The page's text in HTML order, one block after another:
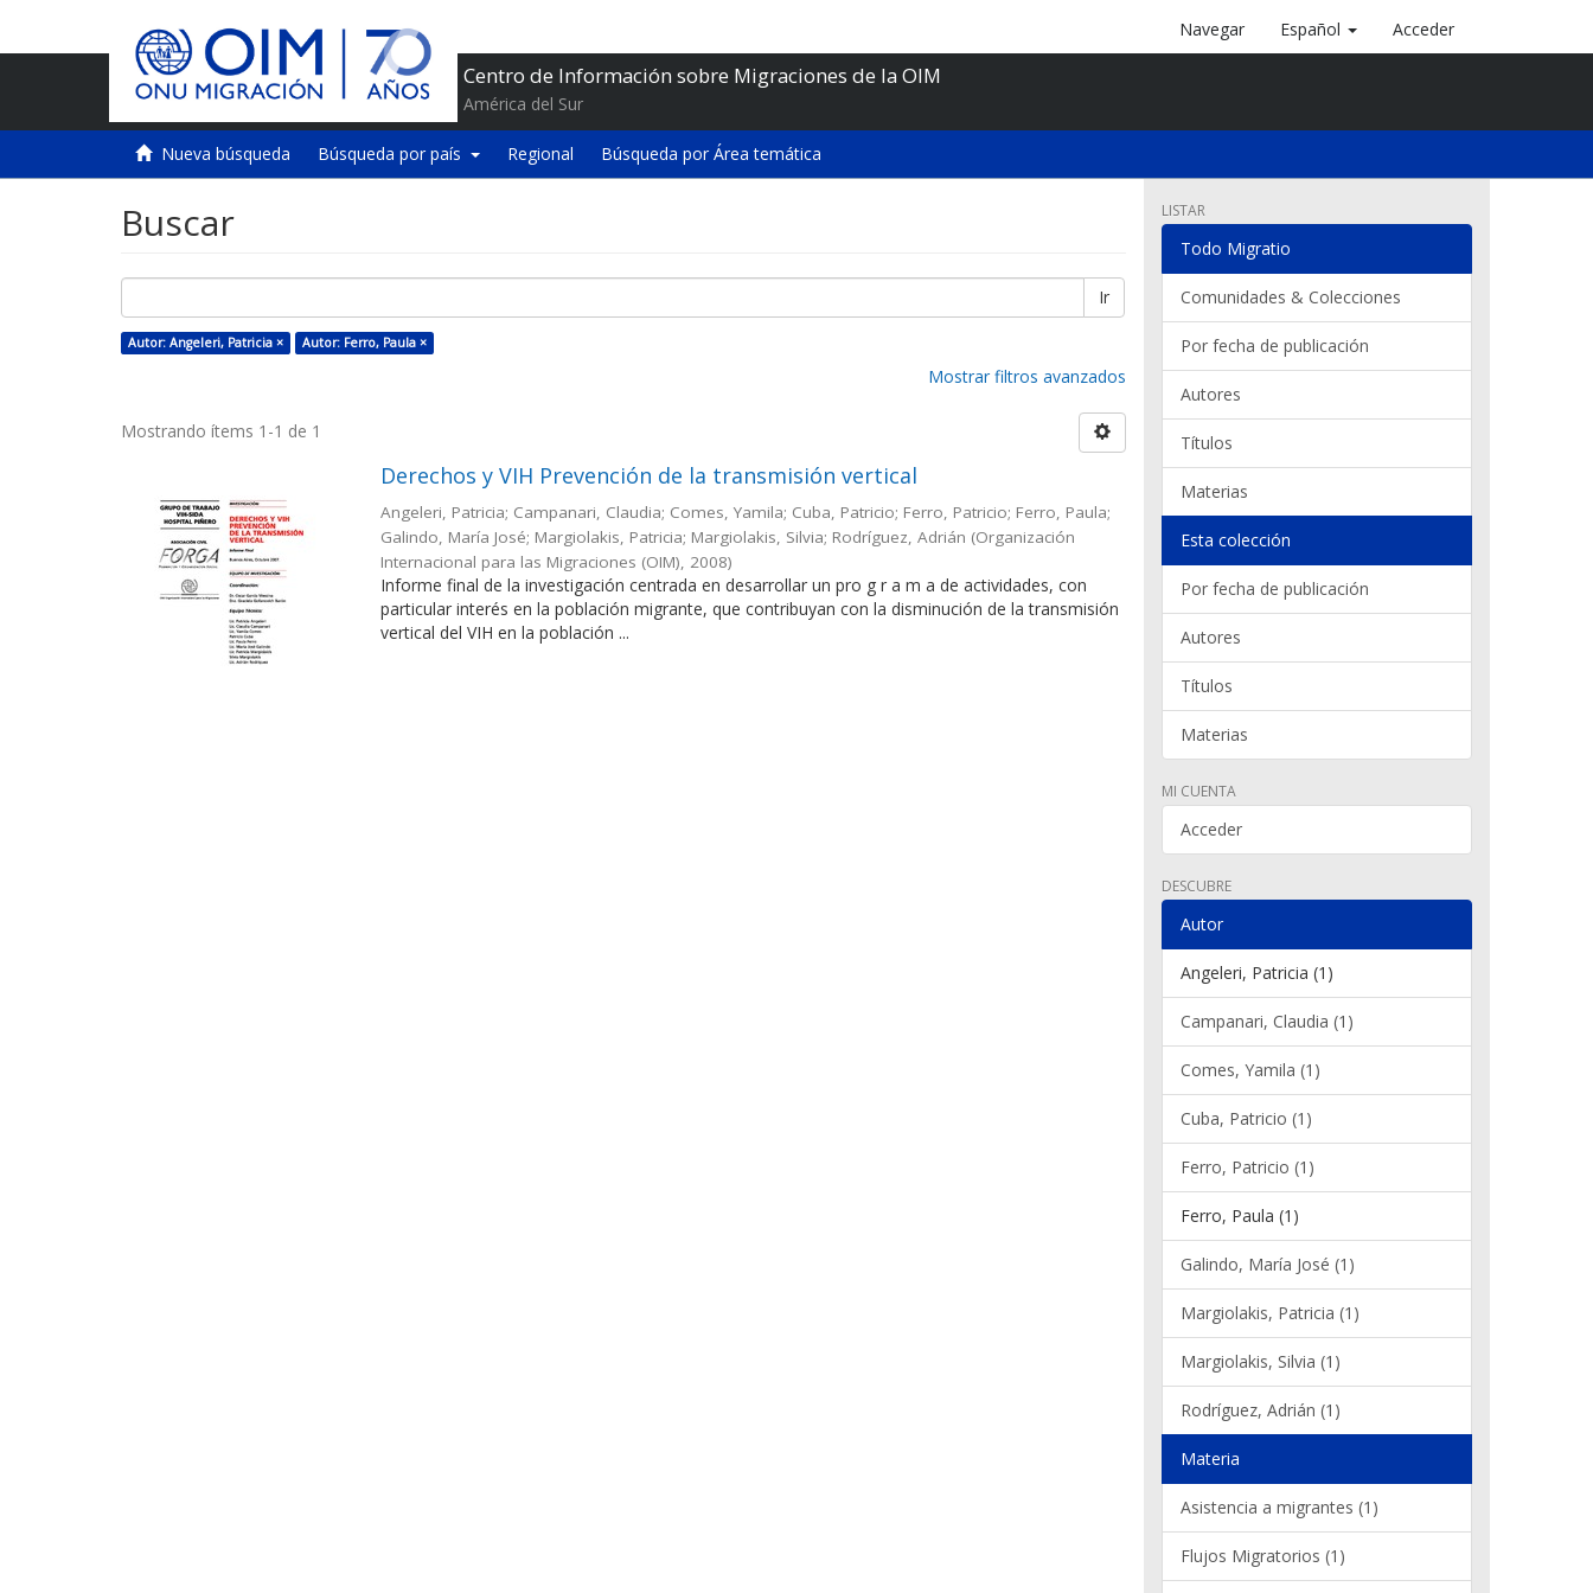
Centro de Información sobre Migraciones de la OIM
América del Sur
Navegar Español Acceder
Nueva búsqueda Búsqueda por país Regional Búsqueda por Área temática
Buscar
Ir
Autor: Angeleri, Patricia × Autor: Ferro, Paula ×
Mostrar filtros avanzados
Mostrando ítems 1-1 de 1
Derechos y VIH Prevención de la transmisión vertical
Angeleri, Patricia; Campanari, Claudia; Comes, Yamila; Cuba, Patricio; Ferro, Patricio; Ferro, Paula;
Galindo, María José; Margiolakis, Patricia; Margiolakis, Silvia; Rodríguez, Adrián (Organización
Internacional para las Migraciones (OIM), 2008)
Informe final de la investigación centrada en desarrollar un pro g r a m a de actividades, con
particular interés en la población migrante, que contribuyan con la disminución de la transmisión
vertical del VIH en la población ...
LISTAR
Todo Migratio
Comunidades & Colecciones
Por fecha de publicación
Autores
Títulos
Materias
Esta colección
Por fecha de publicación
Autores
Títulos
Materias
MI CUENTA
Acceder
DESCUBRE
Autor
Angeleri, Patricia (1)
Campanari, Claudia (1)
Comes, Yamila (1)
Cuba, Patricio (1)
Ferro, Patricio (1)
Ferro, Paula (1)
Galindo, María José (1)
Margiolakis, Patricia (1)
Margiolakis, Silvia (1)
Rodríguez, Adrián (1)
Materia
Asistencia a migrantes (1)
Flujos Migratorios (1)